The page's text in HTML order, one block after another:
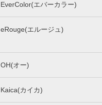
EverColor(エバーカラー)
eRouge(エルージュ)
OH(オー)
Kaica(カイカ)